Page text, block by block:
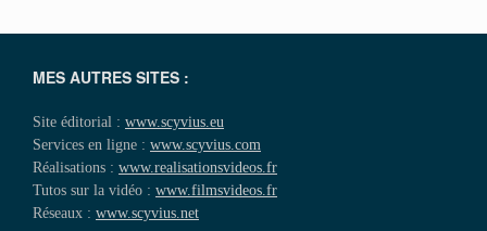
MES AUTRES SITES :
Site éditorial : www.scyvius.eu
Services en ligne : www.scyvius.com
Réalisations : www.realisationsvideos.fr
Tutos sur la vidéo : www.filmsvideos.fr
Réseaux : www.scyvius.net